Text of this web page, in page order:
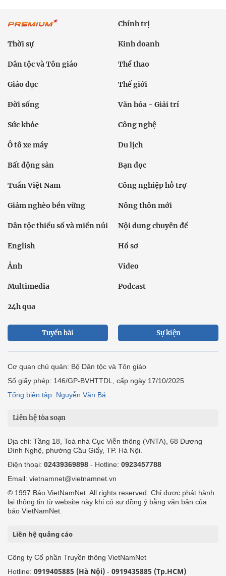
Chính trị
Thời sự Kinh doanh
Dân tộc và Tôn giáo Thể thao
Giáo dục Thế giới
Đời sống Văn hóa - Giải trí
Sức khỏe Công nghệ
Ô tô xe máy Du lịch
Bất động sản Bạn đọc
Tuần Việt Nam Công nghiệp hỗ trợ
Giảm nghèo bền vững Nông thôn mới
Dân tộc thiểu số và miền núi Nội dung chuyên đề
English Hồ sơ
Ảnh Video
Multimedia Podcast
24h qua
Tuyến bài Sự kiện
Cơ quan chủ quản: Bộ Dân tộc và Tôn giáo
Số giấy phép: 146/GP-BVHTTDL, cấp ngày 17/10/2025
Tổng biên tập: Nguyễn Văn Bá
Liên hệ tòa soạn
Địa chỉ: Tầng 18, Toà nhà Cục Viễn thông (VNTA), 68 Dương
Đình Nghệ, phường Cầu Giấy, TP. Hà Nội.
Điện thoại: 02439369898 - Hotline: 0923457788
Email: vietnamnet@vietnamnet.vn
© 1997 Báo VietNamNet. All rights reserved. Chỉ được phát hành
lại thông tin từ website này khi có sự đồng ý bằng văn bản của
báo VietNamNet.
Liên hệ quảng cáo
Công ty Cổ phần Truyền thông VietNamNet
Hotline: 0919405885 (Hà Nội) - 0919435885 (Tp.HCM)